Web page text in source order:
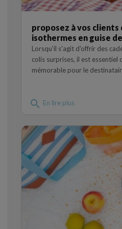
proposez à vos clients
isothermes en guise
Lorsqu'il s'agit d'offrir des
colis surprises, il est essentiel
mémorable pour le
search En lire plus